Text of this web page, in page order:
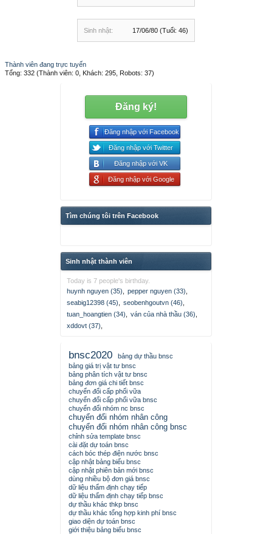
Sinh nhật: 17/06/80 (Tuổi: 46)
Thành viên đang trực tuyến
Tổng: 332 (Thành viên: 0, Khách: 295, Robots: 37)
Đăng ký!
Đăng nhập với Facebook
Đăng nhập với Twitter
Đăng nhập với VK
Đăng nhập với Google
Tìm chúng tôi trên Facebook
Sinh nhật thành viên
Today is 7 people's birthday.
huynh nguyen (35)
pepper nguyen (33)
seabig12398 (45)
seobenhgoutvn (46)
tuan_hoangtien (34)
ván của nhà thầu (36)
xddovt (37)
bnsc2020
bảng dự thầu bnsc
bảng giá trị vật tư bnsc
bảng phân tích vật tư bnsc
bảng đơn giá chi tiết bnsc
chuyển đổi cấp phối vữa
chuyển đổi cấp phối vữa bnsc
chuyển đổi nhóm nc bnsc
chuyển đổi nhóm nhân công
chuyển đổi nhóm nhân công bnsc
chỉnh sửa template bnsc
cài đặt dự toán bnsc
cách bóc thép điện nước bnsc
cập nhật bảng biểu bnsc
cập nhật phiên bản mới bnsc
dùng nhiều bộ đơn giá bnsc
dữ liệu thẩm định chạy tiếp
dữ liệu thẩm định chạy tiếp bnsc
dự thầu khác thkp bnsc
dự thầu khác tổng hợp kinh phí bnsc
giao diện dự toán bnsc
giới thiệu bảng biểu bnsc